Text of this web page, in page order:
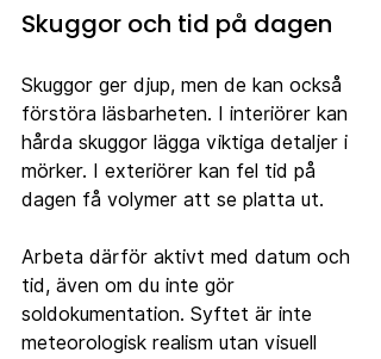
Skuggor och tid på dagen
Skuggor ger djup, men de kan också
förstöra läsbarheten. I interiörer kan
hårda skuggor lägga viktiga detaljer i
mörker. I exteriörer kan fel tid på
dagen få volymer att se platta ut.
Arbeta därför aktivt med datum och
tid, även om du inte gör
soldokumentation. Syftet är inte
meteorologisk realism utan visuell